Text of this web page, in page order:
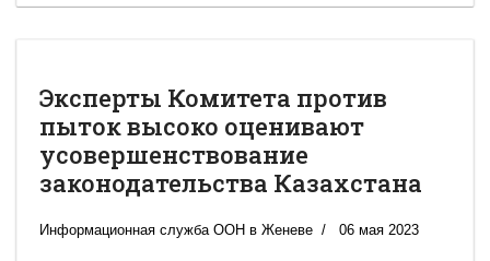
Эксперты Комитета против
пыток высоко оценивают
усовершенствование
законодательства Казахстана
Информационная служба ООН в Женеве 06 мая 2023